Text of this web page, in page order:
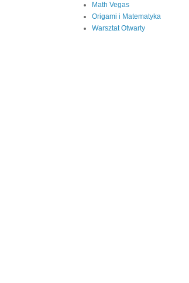
Math Vegas
Origami i Matematyka
Warsztat Otwarty